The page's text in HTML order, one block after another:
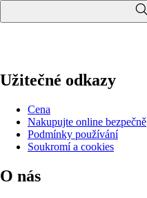
Užitečné odkazy
Cena
Nakupujte online bezpečně
Podmínky používání
Soukromí a cookies
O nás